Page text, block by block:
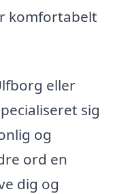
komfortabelt
eller
sig
og
ord en
dig og